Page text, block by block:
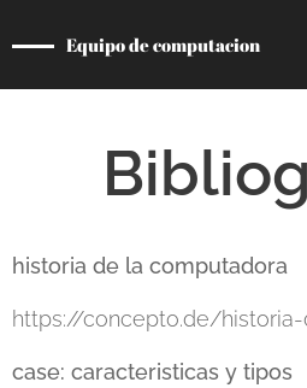
Equipo de computacion
historia de la computadora
https://concepto.de/
case: caracteristicas y tipos